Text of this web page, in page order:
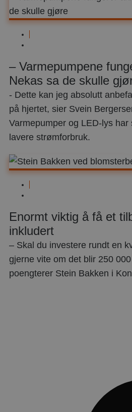
2023
– Varmepumpene
Nekas sa de skulle
- Dette kan jeg absolutt
på hjertet, sier Svein
Varmepumper og LED-lys
lavere strømforbruk.
2021
Enormt viktig å få et
inkludert
– Skal du investere rundt en
gjerne vite om det blir 250
poengterer Stein Bakken i